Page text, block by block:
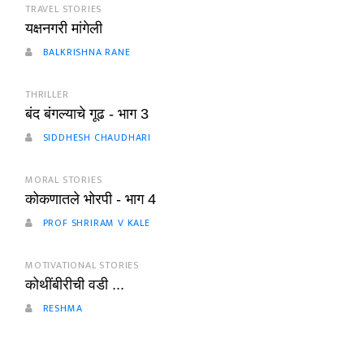
TRAVEL STORIES
यक्षनगरी मांगेली
BALKRISHNA RANE
THRILLER
बंद बंगल्याचे गूढ - भाग 3
SIDDHESH CHAUDHARI
MORAL STORIES
कोकणातले भोरपी - भाग 4
PROF SHRIRAM V KALE
MOTIVATIONAL STORIES
कोथींबीरीची वडी ...
RESHMA